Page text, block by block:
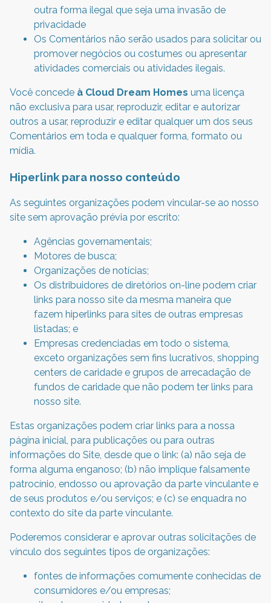
outra forma ilegal que seja uma invasão de
privacidade
Os Comentários não serão usados para solicitar ou
promover negócios ou costumes ou apresentar
atividades comerciais ou atividades ilegais.
Você concede à Cloud Dream Homes uma licença
não exclusiva para usar, reproduzir, editar e autorizar
outros a usar, reproduzir e editar qualquer um dos seus
Comentários em toda e qualquer forma, formato ou
mídia.
Hiperlink para nosso conteúdo
As seguintes organizações podem vincular-se ao nosso
site sem aprovação prévia por escrito:
Agências governamentais;
Motores de busca;
Organizações de notícias;
Os distribuidores de diretórios on-line podem criar
links para nosso site da mesma maneira que
fazem hiperlinks para sites de outras empresas
listadas; e
Empresas credenciadas em todo o sistema,
exceto organizações sem fins lucrativos, shopping
centers de caridade e grupos de arrecadação de
fundos de caridade que não podem ter links para
nosso site.
Estas organizações podem criar links para a nossa
página inicial, para publicações ou para outras
informações do Site, desde que o link: (a) não seja de
forma alguma enganoso; (b) não implique falsamente
patrocínio, endosso ou aprovação da parte vinculante e
de seus produtos e/ou serviços; e (c) se enquadra no
contexto do site da parte vinculante.
Poderemos considerar e aprovar outras solicitações de
vínculo dos seguintes tipos de organizações:
fontes de informações comumente conhecidas de
consumidores e/ou empresas;